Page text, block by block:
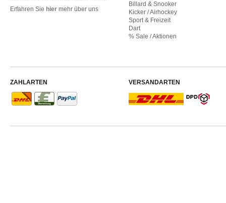
Erfahren Sie hier mehr über uns
Billard & Snooker
Kicker / Airhockey
Sport & Freizeit
Dart
% Sale / Aktionen
ZAHLARTEN VERSANDARTEN